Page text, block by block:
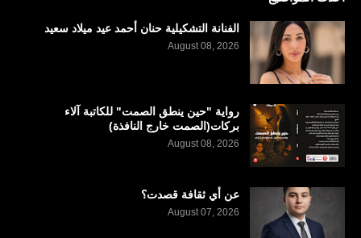
الفنانة التشكيلية حنان أحمد عيد ميلاد سعيد
August 08, 2026
رواية "حين ينطق الصمت" للكاتبة آلاء
بركات(الصمت خارج النافذة)
August 08, 2026
عن أي ثقافة قصدت؟
August 07, 2026